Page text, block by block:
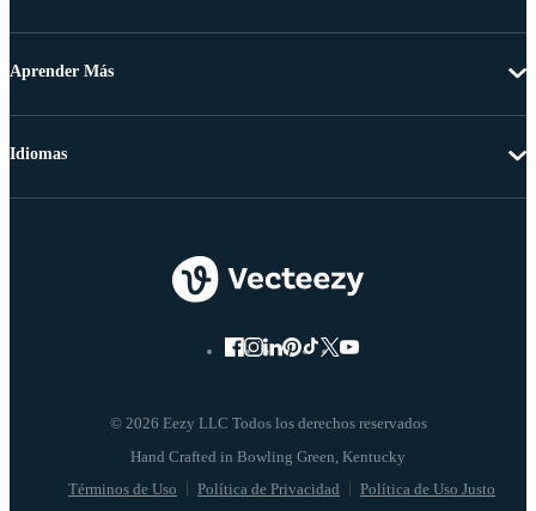
Aprender Más
© 2026 Eezy LLC Todos los derechos reservados
Términos de Uso Política de Privacidad Política de Uso Justo
Idiomas